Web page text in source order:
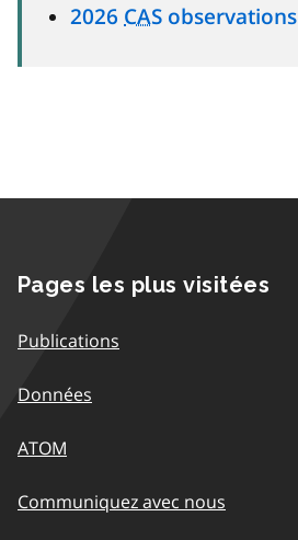
2026 CAS observations
Pages les plus visitées
Publications
Données
ATOM
Communiquez avec nous